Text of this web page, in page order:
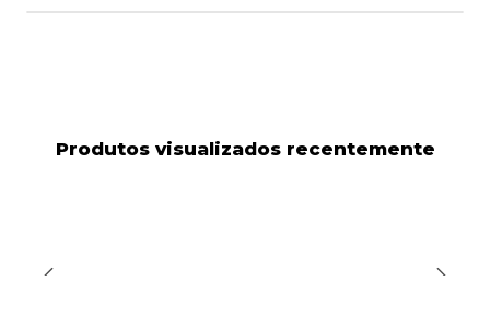
Produtos visualizados recentemente